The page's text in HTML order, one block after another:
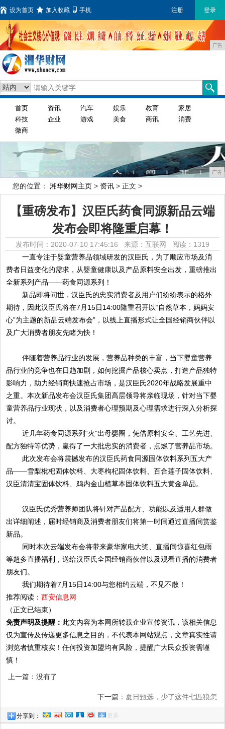
设为首页 加入收藏 手机 注册 登录
广告
首页 资讯 汽车 娱乐 教育
家居
科技
企业 游戏 美食 商讯
消费
微商
广告
您的位置： 湘华财网主页 > 资讯 > 正文 >
【重磅发布】汉臣氏药食同源新品云端
发布会即将隆重启幕！
发布时间：2020-07-10 17:45:16 来源：互联网 阅读：1319
一直专注于婴童营养品领域研发的汉臣氏，为了顺应市场及消
费者日益变化的需求，从婴童健康以及产品原料安全出发，重磅推出
全新系列产品——药食同源系列！
新品即将问世，汉臣氏的忠实消费者及用户们纷纷表示的格外
期待，因此汉臣氏将在7月15日14:00隆重召开以“自然草本，妈妈安
心”为主题的新品云端发布会”，以线上直播形式让全国经销商伙伴以
及广大消费者朋友先睹为快！
伴随着营养品行业的发展，营养品种类的丰富，当下婴童营养
品行业的竞争也在日趋加剧，如何挖掘产品核心卖点，打造产品独特
影响力，助力经销商快速抢占市场，是汉臣氏2020年战略发展重中
之重。本次新品发布会汉臣氏集团高层领导将亲临现场，针对当下婴
童营养品行业现状，以及消费者心理预期及心理需求进行深入分析探
讨。
近几年药食同源系列“火”出母婴圈，凭借原料安全、工艺先进、
配方独特等优势，赢得了一大批忠实的消费者，点燃了营养品市场。
此次发布会将震撼发布的汉臣氏药食同源固体饮料系列五大产
品——雪梨枇杷固体饮料、大枣枸杞固体饮料、百合莲子固体饮料、
汉臣清清宝固体饮料、鸡内金山楂草本固体饮料五大黄金单品。
汉臣氏优秀营养师团队将针对产品配方、功能以及适用人群做
出详细阐述，届时经销商及消费者朋友们将第一时间通过直播间赏鉴
新品。
同时本次云端发布会将带来豪华家电大奖、直播间惊喜红包雨
等超多直播福利，送给汉臣氏全国经销商伙伴以及观看直播的消费者
朋友们。
我们期待着7月15日14:00与您相约云端，不见不散！
推荐阅读：西安信息网
（正文已结束）
免责声明及提醒： 此文内容为本网所转载企业宣传资讯，该相关信息
仅为宣传及传递更多信息之目的，不代表本网站观点，文章真实性请
浏览者慎重核实！任何投资加盟均有风险，提醒广大民众投资需谨
慎！
上一篇：没有了
下一篇： 夏日甄选，少了这件七匹狼怎
分享到： 更多